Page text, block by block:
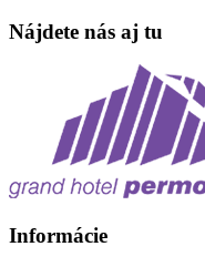
Nájdete nás aj tu
Informácie